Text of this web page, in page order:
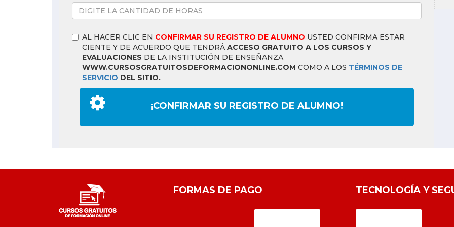
AL HACER CLIC EN CONFIRMAR SU REGISTRO DE ALUMNO USTED CONFIRMA ESTAR
CIENTE Y DE ACUERDO QUE TENDRÁ ACCESO GRATUITO A LOS CURSOS Y
EVALUACIONES DE LA INSTITUCIÓN DE ENSEÑANZA
WWW.CURSOSGRATUITOSDEFORMACIONONLINE.COM COMO A LOS TÉRMINOS DE
SERVICIO DEL SITIO.
¡CONFIRMAR SU REGISTRO DE ALUMNO!
FORMAS DE PAGO TECNOLOGÍA Y